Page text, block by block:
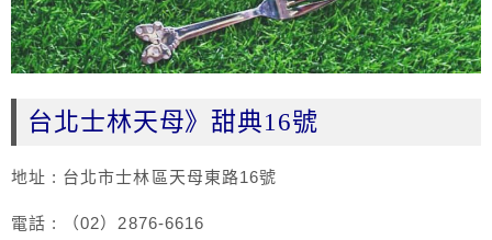
台北士林天母》甜典16號
地址 : 台北市士林區天母東路16號
電話 : （02）2876-6616